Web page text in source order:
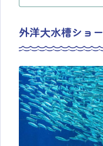
外洋大水槽ショー